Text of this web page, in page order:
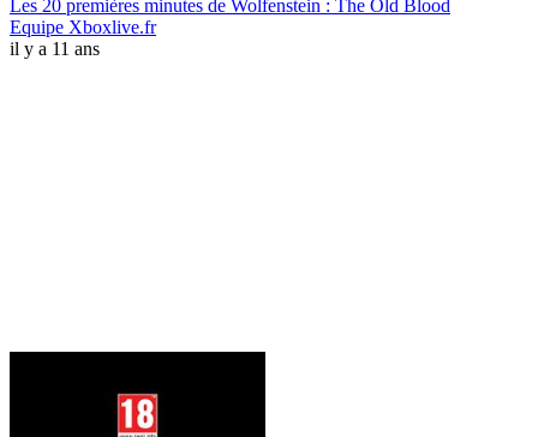
Les 20 premières minutes de Wolfenstein : The Old Blood
Equipe Xboxlive.fr
il y a 11 ans